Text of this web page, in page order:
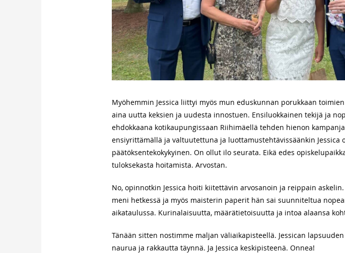
Myöhemmin Jessica liittyi myös mun eduskunnan porukkaan
aina uutta keksien ja uudesta innostuen. Ensiluokkainen tekijä ja
ehdokkaana kotikaupungissaan Riihimäellä tehden hienon
ensiyrittämällä ja valtuutettuna ja luottamustehtävissäänkin
päätöksentekokykyinen. On ollut ilo seurata. Eikä edes
tuloksekasta hoitamista. Arvostan.
No, opinnotkin Jessica hoiti kiitettävin arvosanoin ja reippain
meni hetkessä ja myös maisterin paperit hän sai suunniteltua
aikataulussa. Kurinalaisuutta, määrätietoisuutta ja intoa alaansa
Tänään sitten nostimme maljan väliaikapisteellä. Jessican
naurua ja rakkautta täynnä. Ja Jessica keskipisteenä. Onnea!